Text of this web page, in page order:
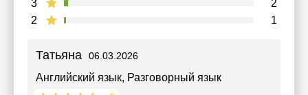
2 1
3 2
Татьяна 06.03.2026
Английский язык, Разговорный язык